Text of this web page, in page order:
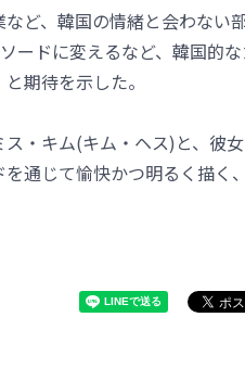
ど、韓国の情緒と会わない
ードに変えるなど、韓国的な
期待を示した。
・キム(キム・ヘス)と、彼
通じて愉快かつ明るく描く